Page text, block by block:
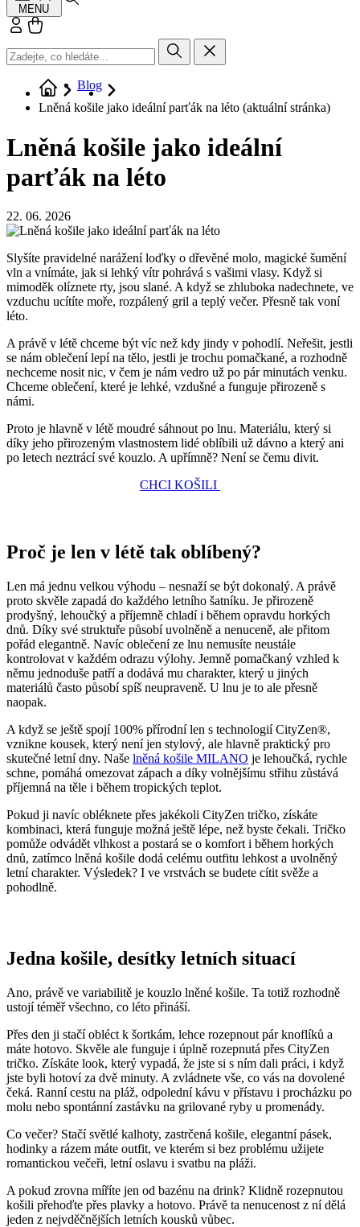
MENU
Přihlásit se
Blog
Lněná košile jako ideální parťák na léto (aktuální stránka)
Lněná košile jako ideální
parťák na léto
22. 06. 2026
Slyšíte pravidelné narážení loďky o dřevěné molo, magické šumění
vln a vnímáte, jak si lehký vítr pohrává s vašimi vlasy. Když si
mimoděk olíznete rty, jsou slané. A když se zhluboka nadechnete, ve
vzduchu ucítíte moře, rozpálený gril a teplý večer. Přesně tak voní
léto.
A právě v létě chceme být víc než kdy jindy v pohodlí. Neřešit, jestli
se nám oblečení lepí na tělo, jestli je trochu pomačkané, a rozhodně
nechceme nosit nic, v čem je nám vedro už po pár minutách venku.
Chceme oblečení, které je lehké, vzdušné a funguje přirozeně s
námi.
Proto je hlavně v létě moudré sáhnout po lnu. Materiálu, který si
díky jeho přirozeným vlastnostem lidé oblíbili už dávno a který ani
po letech neztrácí své kouzlo. A upřímně? Není se čemu divit.
CHCI KOŠILI
Proč je len v létě tak oblíbený?
Len má jednu velkou výhodu – nesnaží se být dokonalý. A právě
proto skvěle zapadá do každého letního šatníku. Je přirozeně
prodyšný, lehoučký a příjemně chladí i během opravdu horkých
dnů. Díky své struktuře působí uvolněně a nenuceně, ale přitom
pořád elegantně. Navíc oblečení ze lnu nemusíte neustále
kontrolovat v každém odrazu výlohy. Jemně pomačkaný vzhled k
němu jednoduše patří a dodává mu charakter, který u jiných
materiálů často působí spíš neupraveně. U lnu je to ale přesně
naopak.
A když se ještě spojí 100% přírodní len s technologií CityZen®,
vznikne kousek, který není jen stylový, ale hlavně praktický pro
skutečné letní dny. Naše lněná košile MILANO je lehoučká, rychle
schne, pomáhá omezovat zápach a díky volnějšímu střihu zůstává
příjemná na těle i během tropických teplot.
Pokud ji navíc obléknete přes jakékoli CityZen tričko, získáte
kombinaci, která funguje možná ještě lépe, než byste čekali. Tričko
pomůže odvádět vlhkost a postará se o komfort i během horkých
dnů, zatímco lněná košile dodá celému outfitu lehkost a uvolněný
letní charakter. Výsledek? I ve vrstvách se budete cítit svěže a
pohodlně.
Jedna košile, desítky letních situací
Ano, právě ve variabilitě je kouzlo lněné košile. Ta totiž rozhodně
ustojí téměř všechno, co léto přináší.
Přes den ji stačí obléct k šortkám, lehce rozepnout pár knoflíků a
máte hotovo. Skvěle ale funguje i úplně rozepnutá přes CityZen
tričko. Získáte look, který vypadá, že jste si s ním dali práci, i když
jste byli hotoví za dvě minuty. A zvládnete vše, co vás na dovolené
čeká. Ranní cestu na pláž, odpolední kávu v přístavu i procházku po
molu nebo spontánní zastávku na grilované ryby u promenády.
Co večer? Stačí světlé kalhoty, zastrčená košile, elegantní pásek,
hodinky a rázem máte outfit, ve kterém si bez problému užijete
romantickou večeři, letní oslavu i svatbu na pláži.
A pokud zrovna míříte jen od bazénu na drink? Klidně rozepnutou
košili přehoďte přes plavky a hotovo. Právě ta nenucenost z ní dělá
jeden z nejvděčnějších letních kousků vůbec.